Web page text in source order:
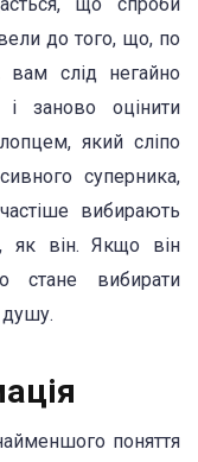
що спроби
до того, що, по
вам слід негайно
заново оцінити
який сліпо
суперника,
вибирають
як він. Якщо він
стане вибирати
душу.
поняття